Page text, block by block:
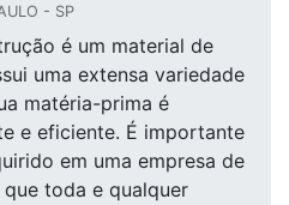
- SP
é um material de
uma extensa variedade
matéria-prima é
e eficiente. É importante
em uma empresa de
toda e qualquer